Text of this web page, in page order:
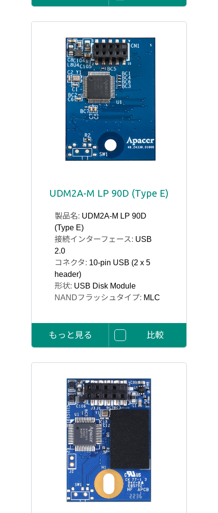
UDM2A-M LP 90D (Type E)
製品名: UDM2A-M LP 90D
(Type E)
接続インターフェース: USB
2.0
コネクタ: 10-pin USB (2 x 5
header)
形状: USB Disk Module
NANDフラッシュタイプ: MLC
もっと見る 比較